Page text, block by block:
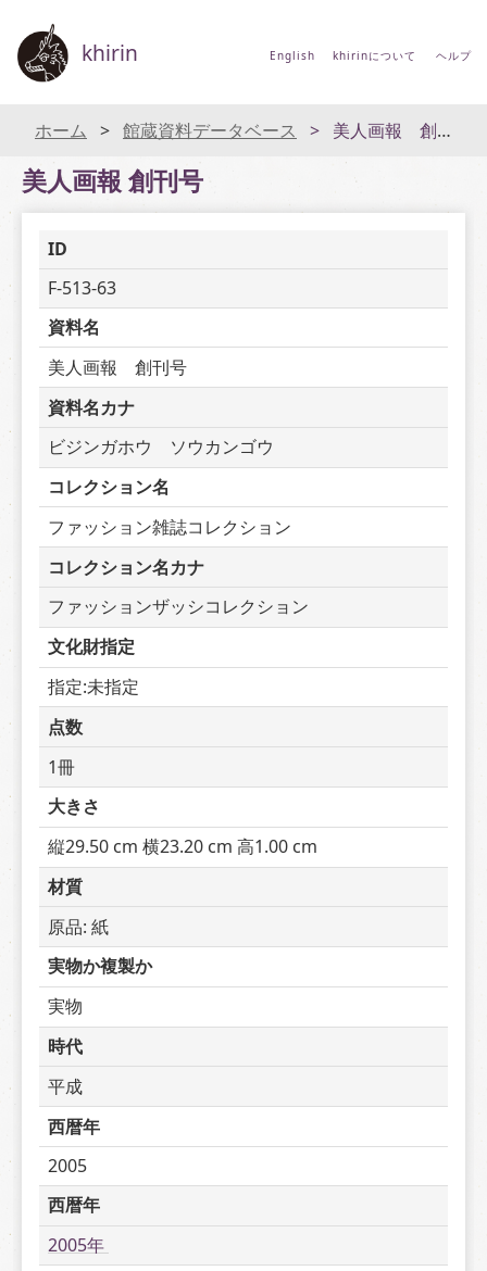
khirin English khirinについて ヘルプ
ホーム 館蔵資料データベース 美人画報 創刊号
美人画報 創刊号
ID
F-513-63
資料名
美人画報　創刊号
資料名カナ
ビジンガホウ　ソウカンゴウ
コレクション名
ファッション雑誌コレクション
コレクション名カナ
ファッションザッシコレクション
文化財指定
指定:未指定
点数
1冊
大きさ
縦29.50 cm 横23.20 cm 高1.00 cm
材質
原品: 紙
実物か複製か
実物
時代
平成
西暦年
2005
西暦年
2005年